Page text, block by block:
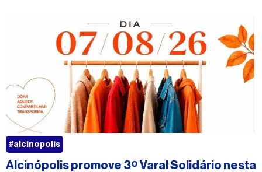
Alcinópolis promove 3º Varal Solidário nesta
#alcinopolis